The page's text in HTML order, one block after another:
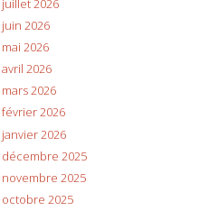
juillet 2026
juin 2026
mai 2026
avril 2026
mars 2026
février 2026
janvier 2026
décembre 2025
novembre 2025
octobre 2025